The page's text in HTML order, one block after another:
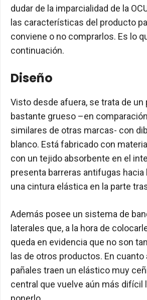
dudar de la imparcialidad de la
las características del producto
conviene o no comprarlos. Es lo
continuación.
Diseño
Visto desde afuera, se trata de un
bastante grueso –en
similares de otras marcas- con
blanco. Está fabricado con
con un tejido absorbente en el
presenta barreras antifugas hacia
una cintura elástica en la parte
Además posee un sistema de
laterales que, a la hora de
queda en evidencia que no son
las de otros productos. En
pañales traen un elástico muy
central que vuelve aún más difícil